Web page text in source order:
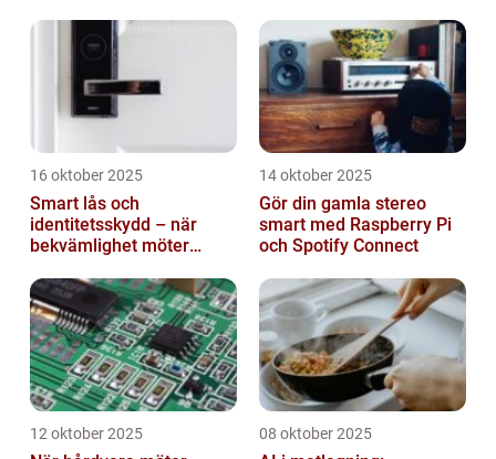
16 oktober 2025
Smart lås och
identitetsskydd – när
bekvämlighet möter
14 oktober 2025
Gör din gamla stereo
smart med Raspberry Pi
och Spotify Connect
12 oktober 2025 08 oktober 2025